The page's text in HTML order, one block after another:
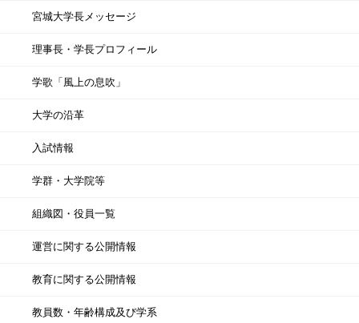
宮城大学長メッセージ
理事長・学長プロフィール
学歌「風上の息吹」
大学の沿革
入試情報
学群・大学院等
組織図・役員一覧
運営に関する公開情報
教育に関する公開情報
教員数・年齢構成及び学系